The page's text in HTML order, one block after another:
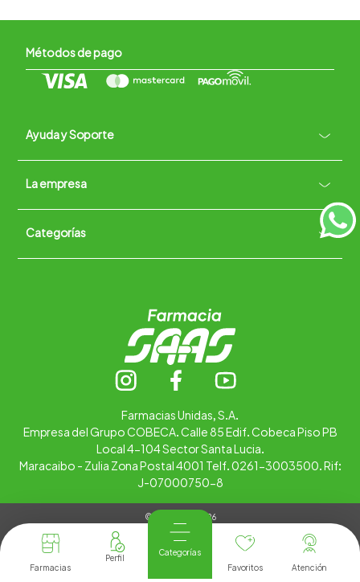
Farmacias
Categorías
Favoritos
Atención
Métodos de pago
Ayuda y Soporte +
Contacto vía WhatsApp
Términos y condiciones
La empresa +
Quiénes somos
Trabaja con nosotros
Categorías +
Farmacias Unidas, S.A.
Empresa del Grupo COBECA. Calle 85 Edif. Cobeca Piso PB
Local 4-104 Sector Santa Lucia.
Maracaibo - Zulia Zona Postal 4001 Telf. 0261-3003500. Rif:
J-07000750-8
© Copyright 2026
Tienda Virtual desarrollada por
Tecnología